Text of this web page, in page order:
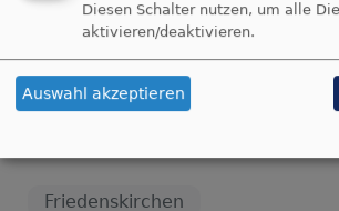
Friedenskirchen
Diesen Schalter nutzen, um alle
aktivieren/deaktivieren.
Auswahl akzeptieren